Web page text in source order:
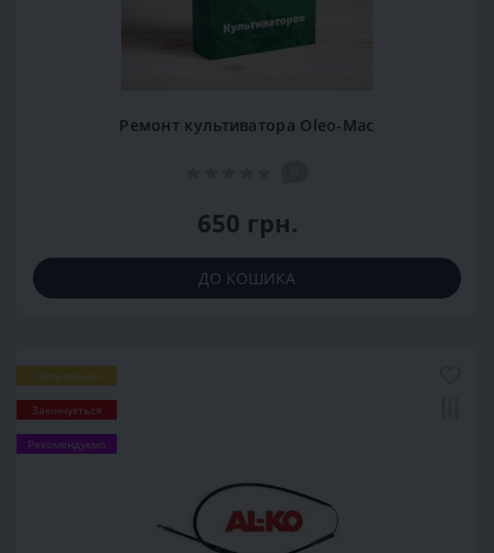
Ремонт культиватора Oleo-Mac
650 грн.
ДО КОШИКА
Популярний
Закінчується
Рекомендуємо